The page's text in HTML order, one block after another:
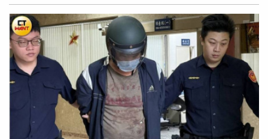
太可愛，讓夫妻倆現在轉念也覺得「水瓶座也不錯」。他更
公開向Darren喊話：「他老二要跟我的老大ㄧ樣大！」現場
笑聲不斷。Darren則分享「浪花兄弟」近況，坦承雖然尚未
有明確計畫，但兩人正在積極準備，期待能重返各大音樂節
或跨年舞台，引發粉絲滿滿回憶殺。粉絲甚至狂敲碗，直說
兩人完全沒變老。陳志強也補充，有粉絲為了再見到他們，
竟透過「朋友的朋友的朋友」一路追到工作地點，還有人從
內地飛來支持，讓他感動不已。賽事募集善款贈予「台灣原
住⺠族棒球運動發展協會」，作為推廣基層棒球使用。（圖
YouTuber「貝克書」也將兩人直播內容整理出各種細節，
其中館長曾要求小偉前往健身房蘆洲館拍攝下體，並馬上回
傳，爆料中指出，館長的要求是為了給其妻觀賞，還表示
「跟你嫂子現在要打X，你也知道我
小，所以嫂子要看
你的老二。」而小偉長期將館長視為大哥，因此乖乖照做；
豈料，館長還把與妻子私密影片和語音檔傳給小偉，充斥十
分露骨的對話。這段經歷也導致小偉承受長期龐大精神壓
力，還得看身心科治療。有《批踢踢實業坊》（PTT）網友
將爆料直播中館長的8大離譜行徑一一列出：1.早餐店事件